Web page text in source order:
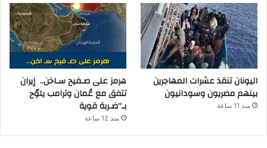
اليونان تنقذ عشرات المهاجرين
بينهم مصريون وسودانيون
منذ 11 ساعة
هرمز على صـفيح سـاخن.. إيران
تتفق مع عُمان وترامب يلوّح
بـ”ضـربة قوية
منذ 12 ساعة